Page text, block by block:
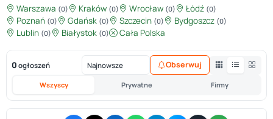
Warszawa (0) Kraków (0) Wrocław (0) Łódź (0)
Poznań (0) Gdańsk (0) Szczecin (0) Bydgoszcz (0)
Lublin (0) Białystok (0) Cała Polska
0 ogłoszeń
Wszyscy Prywatne Firmy
Obserwuj